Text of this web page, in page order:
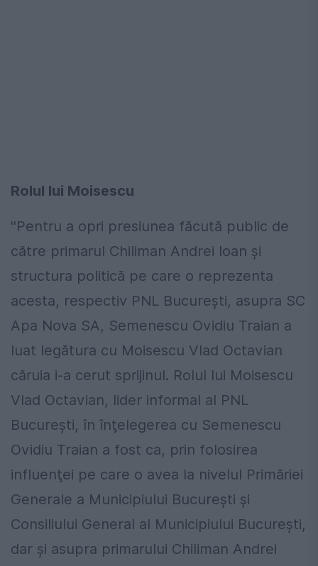
Rolul lui Moisescu
''Pentru a opri presiunea făcută public de
către primarul Chiliman Andrei Ioan şi
structura politică pe care o reprezenta
acesta, respectiv PNL Bucureşti, asupra SC
Apa Nova SA, Semenescu Ovidiu Traian a
luat legătura cu Moisescu Vlad Octavian
căruia i-a cerut sprijinul. Rolul lui Moisescu
Vlad Octavian, lider informal al PNL
Bucureşti, în înţelegerea cu Semenescu
Ovidiu Traian a fost ca, prin folosirea
influenţei pe care o avea la nivelul Primăriei
Generale a Municipiului Bucureşti şi
Consiliului General al Municipiului Bucureşti,
dar şi asupra primarului Chiliman Andrei